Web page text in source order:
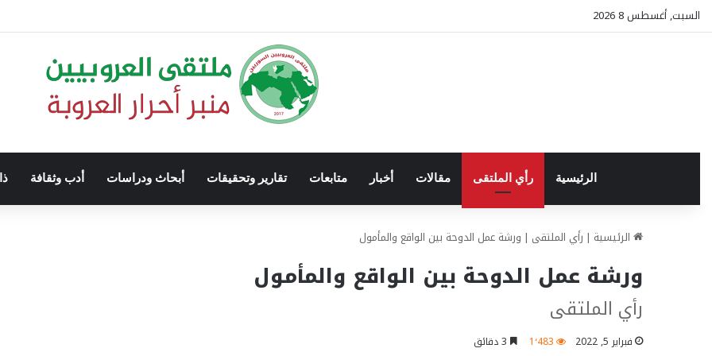
السبت, أغسطس 8 2026
الرئيسية رأي الملتقى مقالات أخبار متابعات تقارير وتحقيقات أبحاث ودراسات أدب وثقافة
الرئيسية | رأي الملتقى | ورشة عمل الدوحة بين الواقع والمأمول
ورشة عمل الدوحة بين الواقع والمأمول
رأي الملتقى
فبراير 5, 2022 1٬483